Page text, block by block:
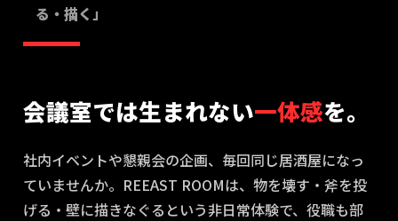
る・描く」
会議室では生まれない一体感を。
社内イベントや懇親会の企画、毎回同じ居酒屋になっ
ていませんか。REEAST ROOMは、物を壊す・斧を投
げる・壁に描きなぐるという非日常体験で、役職も部